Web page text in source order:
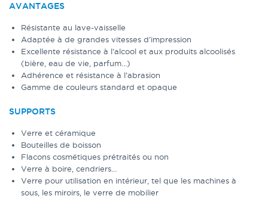
AVANTAGES
Résistante au lave-vaisselle
Adaptée à de grandes vitesses d’impression
Excellente résistance à l’alcool et aux produits alcoolisés
(bière, eau de vie, parfum…)
Adhérence et résistance à l’abrasion
Gamme de couleurs standard et opaque
SUPPORTS
Verre et céramique
Bouteilles de boisson
Flacons cosmétiques prétraités ou non
Verre à boire, cendriers…
Verre pour utilisation en intérieur, tel que les machines à
sous, les miroirs, le verre de mobilier